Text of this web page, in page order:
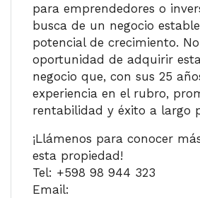
para emprendedores o
busca de un negocio
potencial de crecimiento.
oportunidad de adquirir
negocio que, con sus 25
experiencia en el rubro,
rentabilidad y éxito a largo
¡Llámenos para conocer
esta propiedad!
Tel: +598 98 944 323
Email: